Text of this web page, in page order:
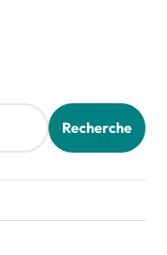
Recherche